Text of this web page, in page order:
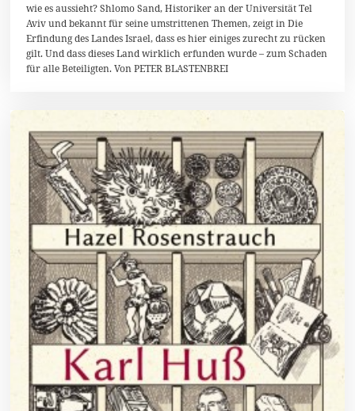
0
1
8
wie es aussieht? Shlomo Sand, Historiker an der Universität Tel
Aviv und bekannt für seine umstrittenen Themen, zeigt in Die
Erfindung des Landes Israel, dass es hier einiges zurecht zu rücken
gilt. Und dass dieses Land wirklich erfunden wurde – zum Schaden
für alle Beteiligten. Von PETER BLASTENBREI